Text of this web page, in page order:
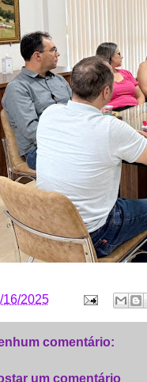
16/2025
comentário:
um comentário